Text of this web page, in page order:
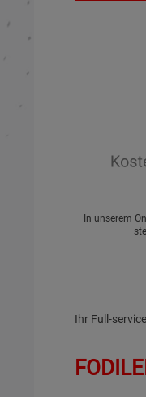
In unserem
Ihr Full-